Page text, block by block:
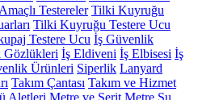
Testereler Tilki Kuyruğu
Tilki Kuyruğu Testere Ucu
Testere Ucu İş Güvenlik
Gözlükleri İş Eldiveni İş Elbisesi İş
Ürünleri Siperlik Lanyard
Takım Çantası Takım ve Hizmet
Aletleri Metre ve Şerit Metre Su